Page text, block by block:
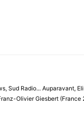
Sud Radio... Auparavant,
Olivier Giesbert (France